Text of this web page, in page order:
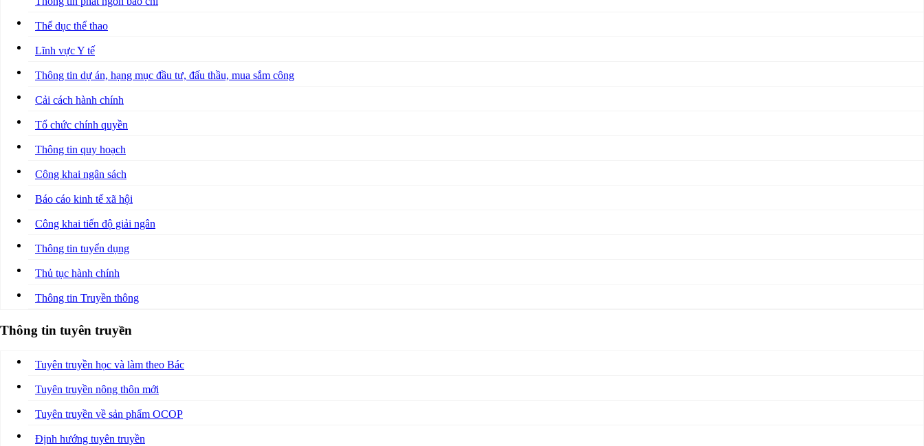
Thể dục thể thao
Lĩnh vực Y tế
Thông tin dự án, hạng mục đầu tư, đấu thầu, mua sắm công
Cải cách hành chính
Tổ chức chính quyền
Thông tin quy hoạch
Công khai ngân sách
Báo cáo kinh tế xã hội
Công khai tiến độ giải ngân
Thông tin tuyển dụng
Thủ tục hành chính
Thông tin Truyền thông
Thông tin tuyên truyền
Tuyên truyền học và làm theo Bác
Tuyên truyền nông thôn mới
Tuyên truyền về sản phẩm OCOP
Định hướng tuyên truyền